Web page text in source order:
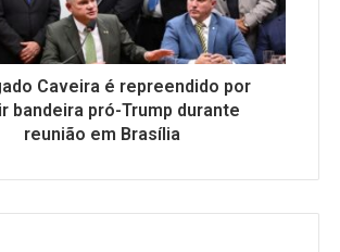
Caveira é repreendido por
bandeira pró-Trump durante
reunião em Brasília